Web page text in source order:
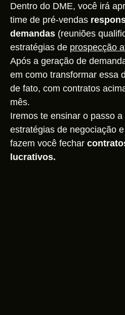
Dentro do DME, você irá
time de pré-vendas
demandas (reuniões
estratégias de prospecção
Após a geração de
em como transformar essa
de fato, com contratos
mês.
Iremos te ensinar o passo
estratégias de negociação
fazem você fechar
lucrativos.